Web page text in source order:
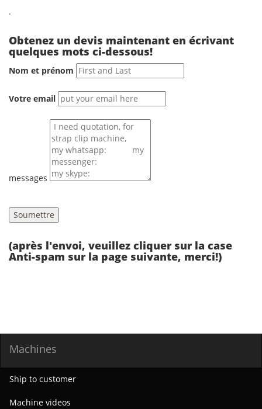
.
Obtenez un devis maintenant en écrivant
quelques mots ci-dessous!
Nom et prénom
Votre email
messages
(après l'envoi, veuillez cliquer sur la case
Anti-spam sur la page suivante, merci!)
Machines
Ship to customer
Machine videos